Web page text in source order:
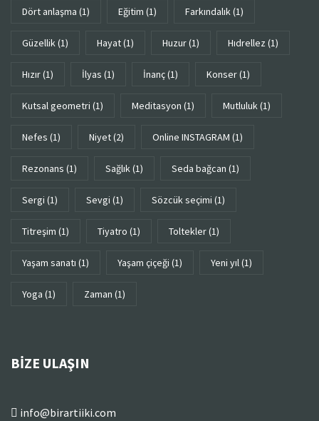
dört anlaşma (1) eğitim (1) farkındalık(1)
güzellik(1) hayat(1) huzur(1) Hıdrellez (1)
hızır(1) ilyas (1) inanç(1) konser(1)
kutsal geometri (1) meditasyon (1) mutluluk(1)
Nefes (1) niyet(2) Online INSTAGRAM (1)
rezonans (1) sağlık(1) seda bağcan (1)
sergi (1) sevgi (1) sözcük seçimi (1)
titreşim (1) tiyatro (1) toltekler(1)
yaşam sanatı (1) yaşam çiçeği (1) yeni yıl(1)
yoga (1) zaman (1)
BIZE ULAŞIN
info@birartiiki.com